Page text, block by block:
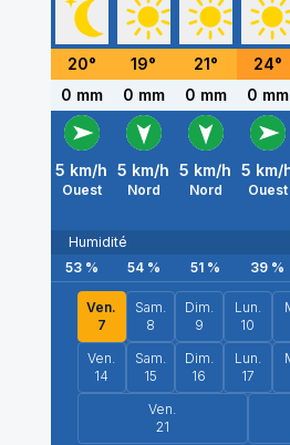
20° 19° 21° 24°
0 mm
0 mm 0 mm 0 mm
5 km/h
Ouest
5 km/h
Nord
5 km/h
Nord
5 km/
Ouest
Humidité
53% 54% 51 % 39 %
Ven.
7
Sam.
8
Dim.
9
Lun.
10
Ven.
14
Sam.
15
Dim.
16
Lun.
17
Ven.
21